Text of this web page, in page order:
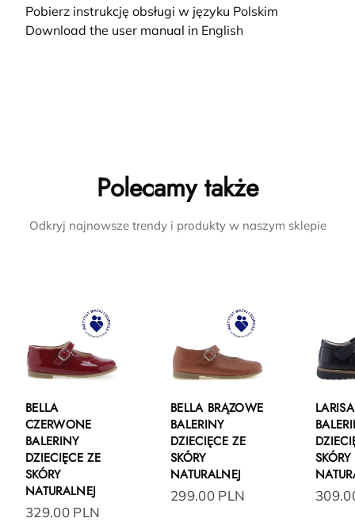
Pobierz instrukcję obsługi w języku Polskim
Download the user manual in English
Polecamy także
Odkryj najnowsze trendy i produkty w naszym sklepie
BELLA
CZERWONE
BALERINY
DZIECIĘCE ZE
SKÓRY
NATURALNEJ
329.00 PLN
BELLA BRĄZOWE
BALERINY
DZIECIĘCE ZE
SKÓRY
NATURALNEJ
299.00 PLN
SKÓRY